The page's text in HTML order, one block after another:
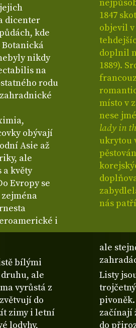
dicenter
kde
nikdy
na
rodu
obývají
Asie až
ale
květy
Evropy se
i
1847
objevil
doplnil
1889).
místo v
nese
lady in
ukrytou
nás
bílými
ale
vyrůstá z
do
zimy i letní
lodyhy,
ale
Listy
začínají
do